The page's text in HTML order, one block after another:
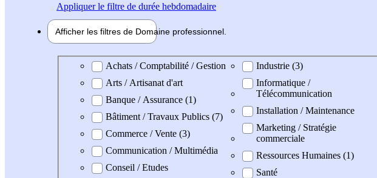
Appliquerle filtre de durée hebdomadaire
Afficher les filtres de Domaine professionnel
Domaine professionel
Achats / Comptabilité / Gestion
Arts / Artisanat d'art
Banque / Assurance (1)
Bâtiment / Travaux Publics (7)
Commerce / Vente (3)
Communication / Multimédia
Conseil / Etudes
Industrie (3)
Informatique /
Télécommunication
Installation / Maintenance
Marketing / Stratégie
commerciale
Ressources Humaines (1)
Santé